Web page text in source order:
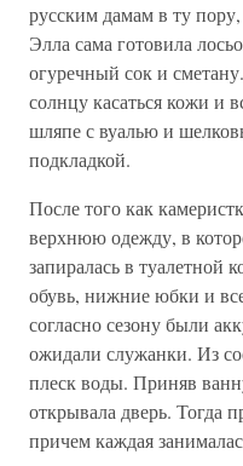
русским дамам в ту
Элла сама готовила
огуречный сок и
солнцу касаться кожи и
шляпе с вуалью и
подкладкой.
После того как
верхнюю одежду, в
запиралась в туалетной
обувь, нижние юбки и
согласно сезону были
ожидали служанки. Из
плеск воды. Приняв
открывала дверь. Тогда
причем каждая